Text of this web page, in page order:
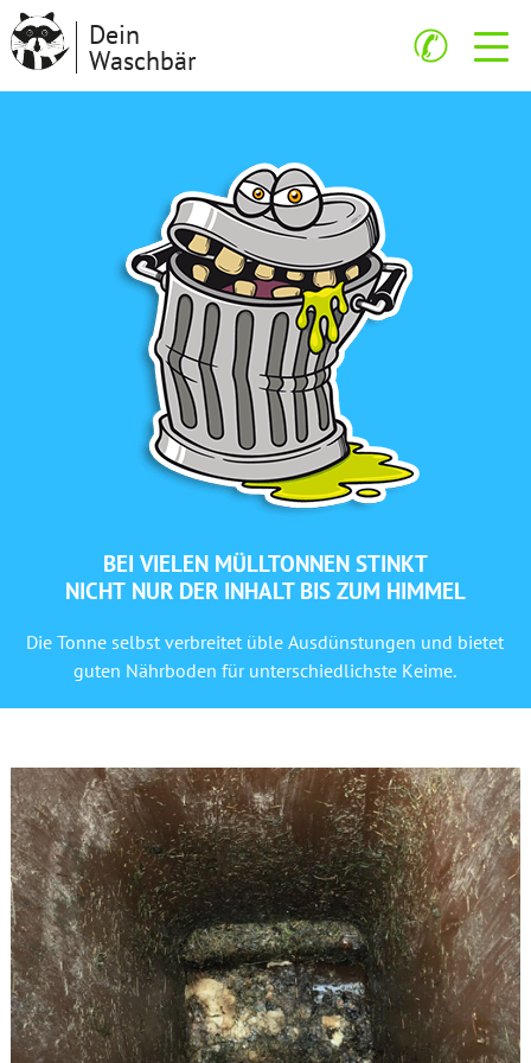
Dein
Waschbär ✆
BEI VIELEN MÜLLTONNEN STINKT
NICHT NUR DER INHALT BIS ZUM HIMMEL
Die Tonne selbst verbreitet üble Ausdünstungen und bietet
guten Nährboden für unterschiedlichste Keime.